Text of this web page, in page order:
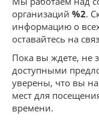
ПРЕДЛОЖЕНИЯ
СТАТЬИ
УСЛУГИ
организаций %2.
информацию о
оставайтесь на
Пока вы ждете, не
доступными
уверены, что вы
мест для
времени.